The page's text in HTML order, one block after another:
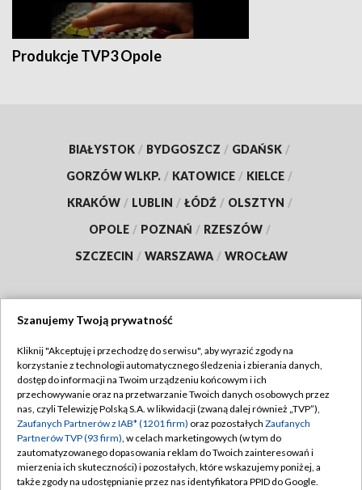
Produkcje TVP3 Opole
BIAŁYSTOK / BYDGOSZCZ / GDAŃSK /
GORZÓW WLKP. / KATOWICE / KIELCE /
KRAKÓW / LUBLIN / ŁÓDŹ / OLSZTYN /
OPOLE / POZNAŃ / RZESZÓW /
SZCZECIN / WARSZAWA / WROCŁAW
TVP
Abonament TVP
Emisja w TVP
Centrum informacji TVP
Naziemna Telewizja Cyfrowa
Regulamin TVP
Polityka prywatności
Moje zgody
Pomoc
Szanujemy Twoją prywatność
Kliknij "Akceptuję i przechodzę do serwisu", aby wyrazić zgody na
korzystanie z technologii automatycznego śledzenia i zbierania danych,
dostęp do informacji na Twoim urządzeniu końcowym i ich
przechowywanie oraz na przetwarzanie Twoich danych osobowych przez
nas, czyli Telewizję Polską S.A. w likwidacji (zwaną dalej również „TVP”),
Zaufanych Partnerów z IAB* (1201 firm) oraz pozostałych Zaufanych
Partnerów TVP (93 firm), w celach marketingowych (w tym do
zautomatyzowanego dopasowania reklam do Twoich zainteresowań i
mierzenia ich skuteczności) i pozostałych, które wskazujemy poniżej, a
także zgody na udostępnianie przez nas identyfikatora PPID do Google.